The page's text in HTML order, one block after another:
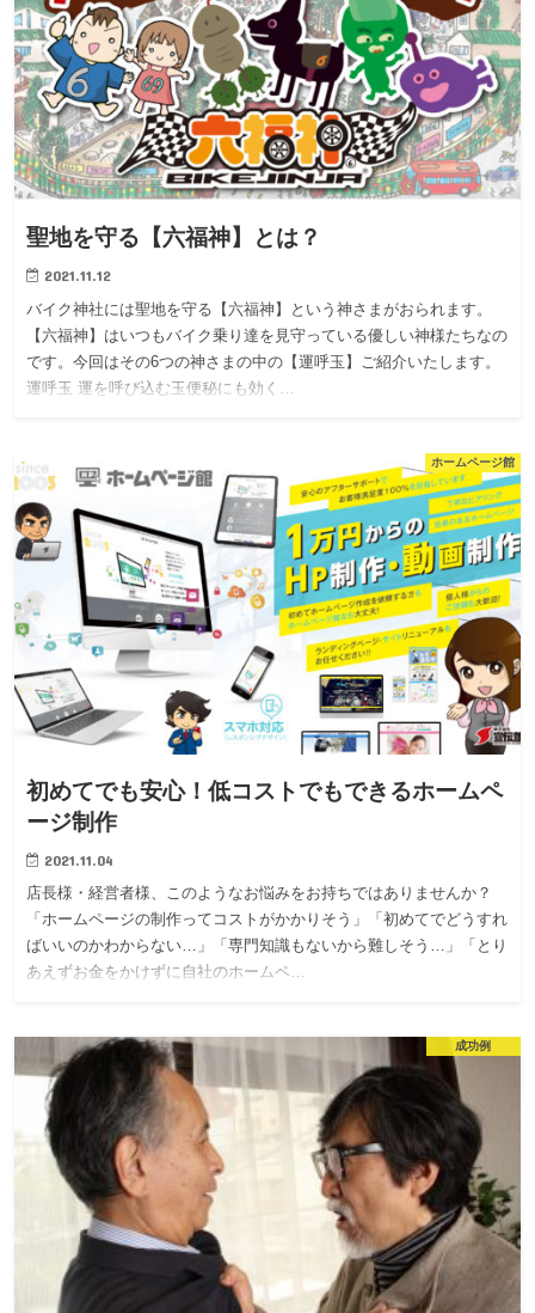
聖地を守る【六福神】とは？
2021.11.12
バイク神社には聖地を守る【六福神】という神さまがおられます。
【六福神】はいつもバイク乗り達を見守っている優しい神様たちなの
です。今回はその6つの神さまの中の【運呼玉】ご紹介いたします。
運呼玉 運を呼び込む玉便秘にも効く…
ホームページ館
初めてでも安心！低コストでもできるホームペ
ージ制作
2021.11.04
店長様・経営者様、このようなお悩みをお持ちではありませんか？
「ホームページの制作ってコストがかかりそう」「初めてでどうすれ
ばいいのかわからない…」「専門知識もないから難しそう…」「とり
あえずお金をかけずに自社のホームペ…
成功例